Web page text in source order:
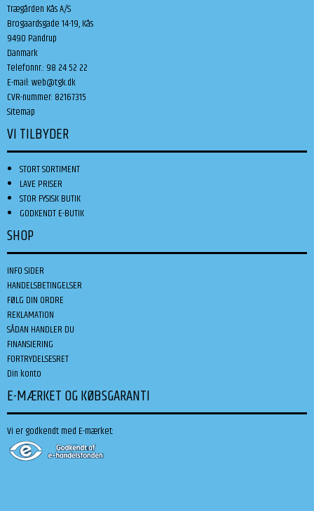
Trægården Kås A/S
Brogaardsgade 14-19, Kås
9490 Pandrup
Danmark
Telefonnr.: 98 24 52 22
E-mail:web@tgk.dk
CVR-nummer: 82167315
Sitemap
VI TILBYDER
STORT SORTIMENT
LAVE PRISER
STOR FYSISK BUTIK
GODKENDT E-BUTIK
SHOP
INFO SIDER
HANDELSBETINGELSER
FØLG DIN ORDRE
REKLAMATION
SÅDAN HANDLER DU
FINANSIERING
FORTRYDELSESRET
Din konto
E-MÆRKET OG KØBSGARANTI
Vi er godkendt med E-mærket: